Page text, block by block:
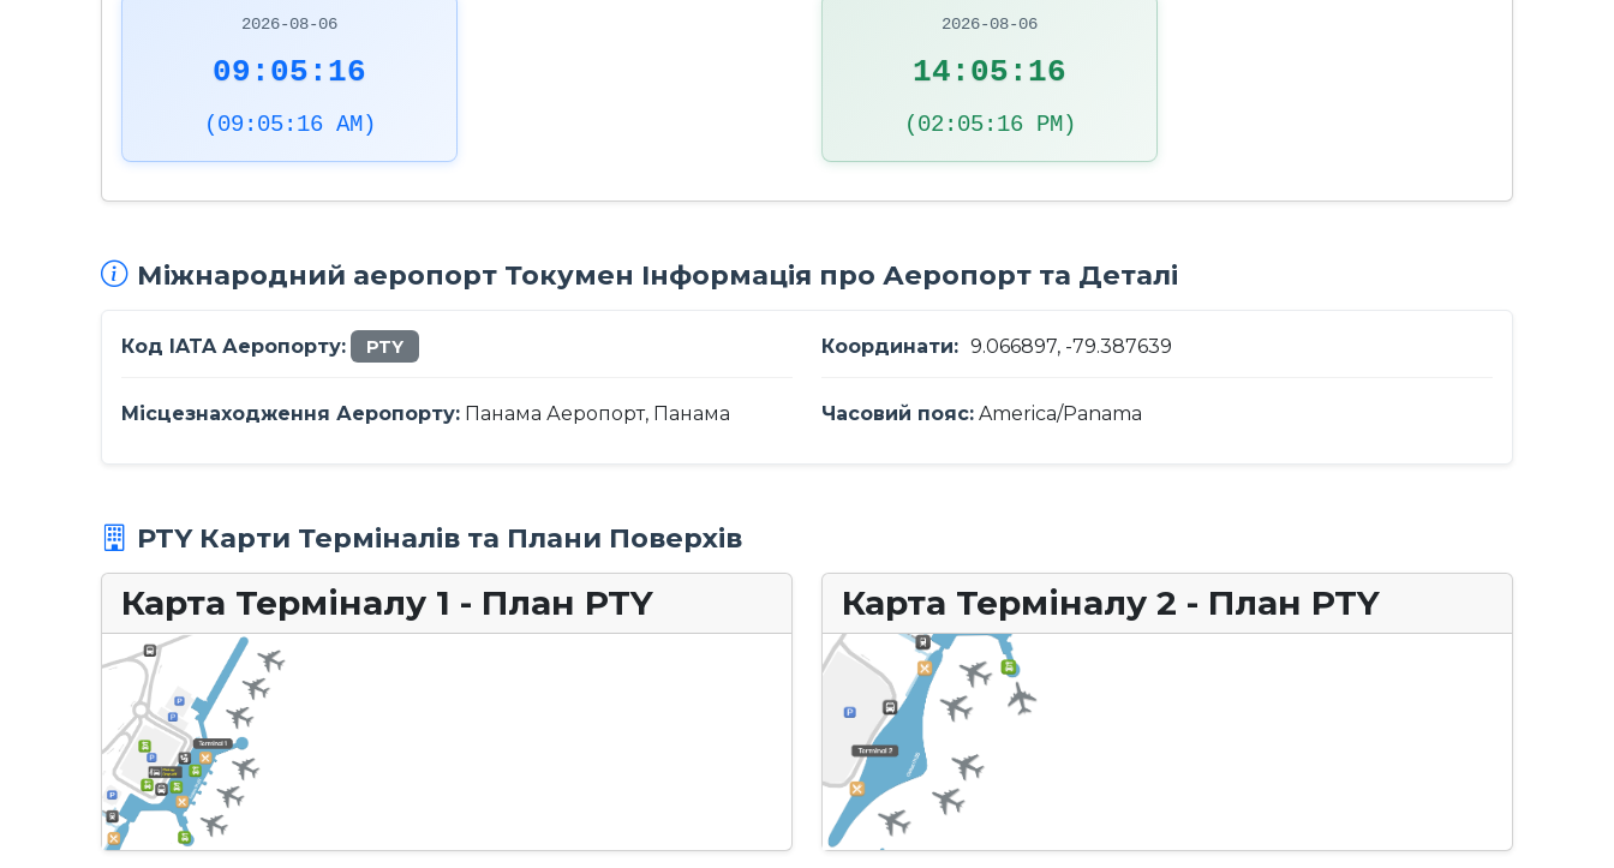
2026-08-06
09:05:17
(09:05:17 AM)
2026-08-06
14:05:17
(02:05:17 PM)
Міжнародний аеропорт Токумен Інформація про Аеропорт та Деталі
Код IATA Аеропорту: PTY
Місцезнаходження Аеропорту: Панама Аеропорт, Панама
Координати: 9.066897, -79.387639
Часовий пояс: America/Panama
PTY Карти Терміналів та Плани Поверхів
Карта Терміналу 1 - План PTY Карта Терміналу 2 - План PTY